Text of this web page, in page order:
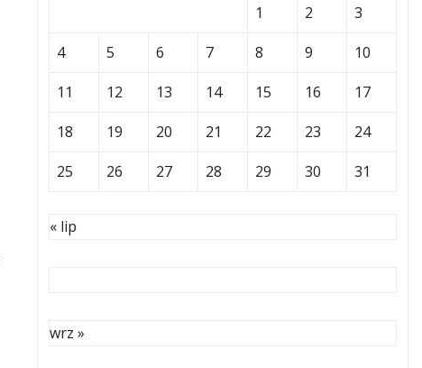
1 2
3
4
5 6 7 8 9
10
11
12 13 14 15 16
17
18
19 20 21 22 23
24
25
26 27 28 29 30 31
« lip
wrz »